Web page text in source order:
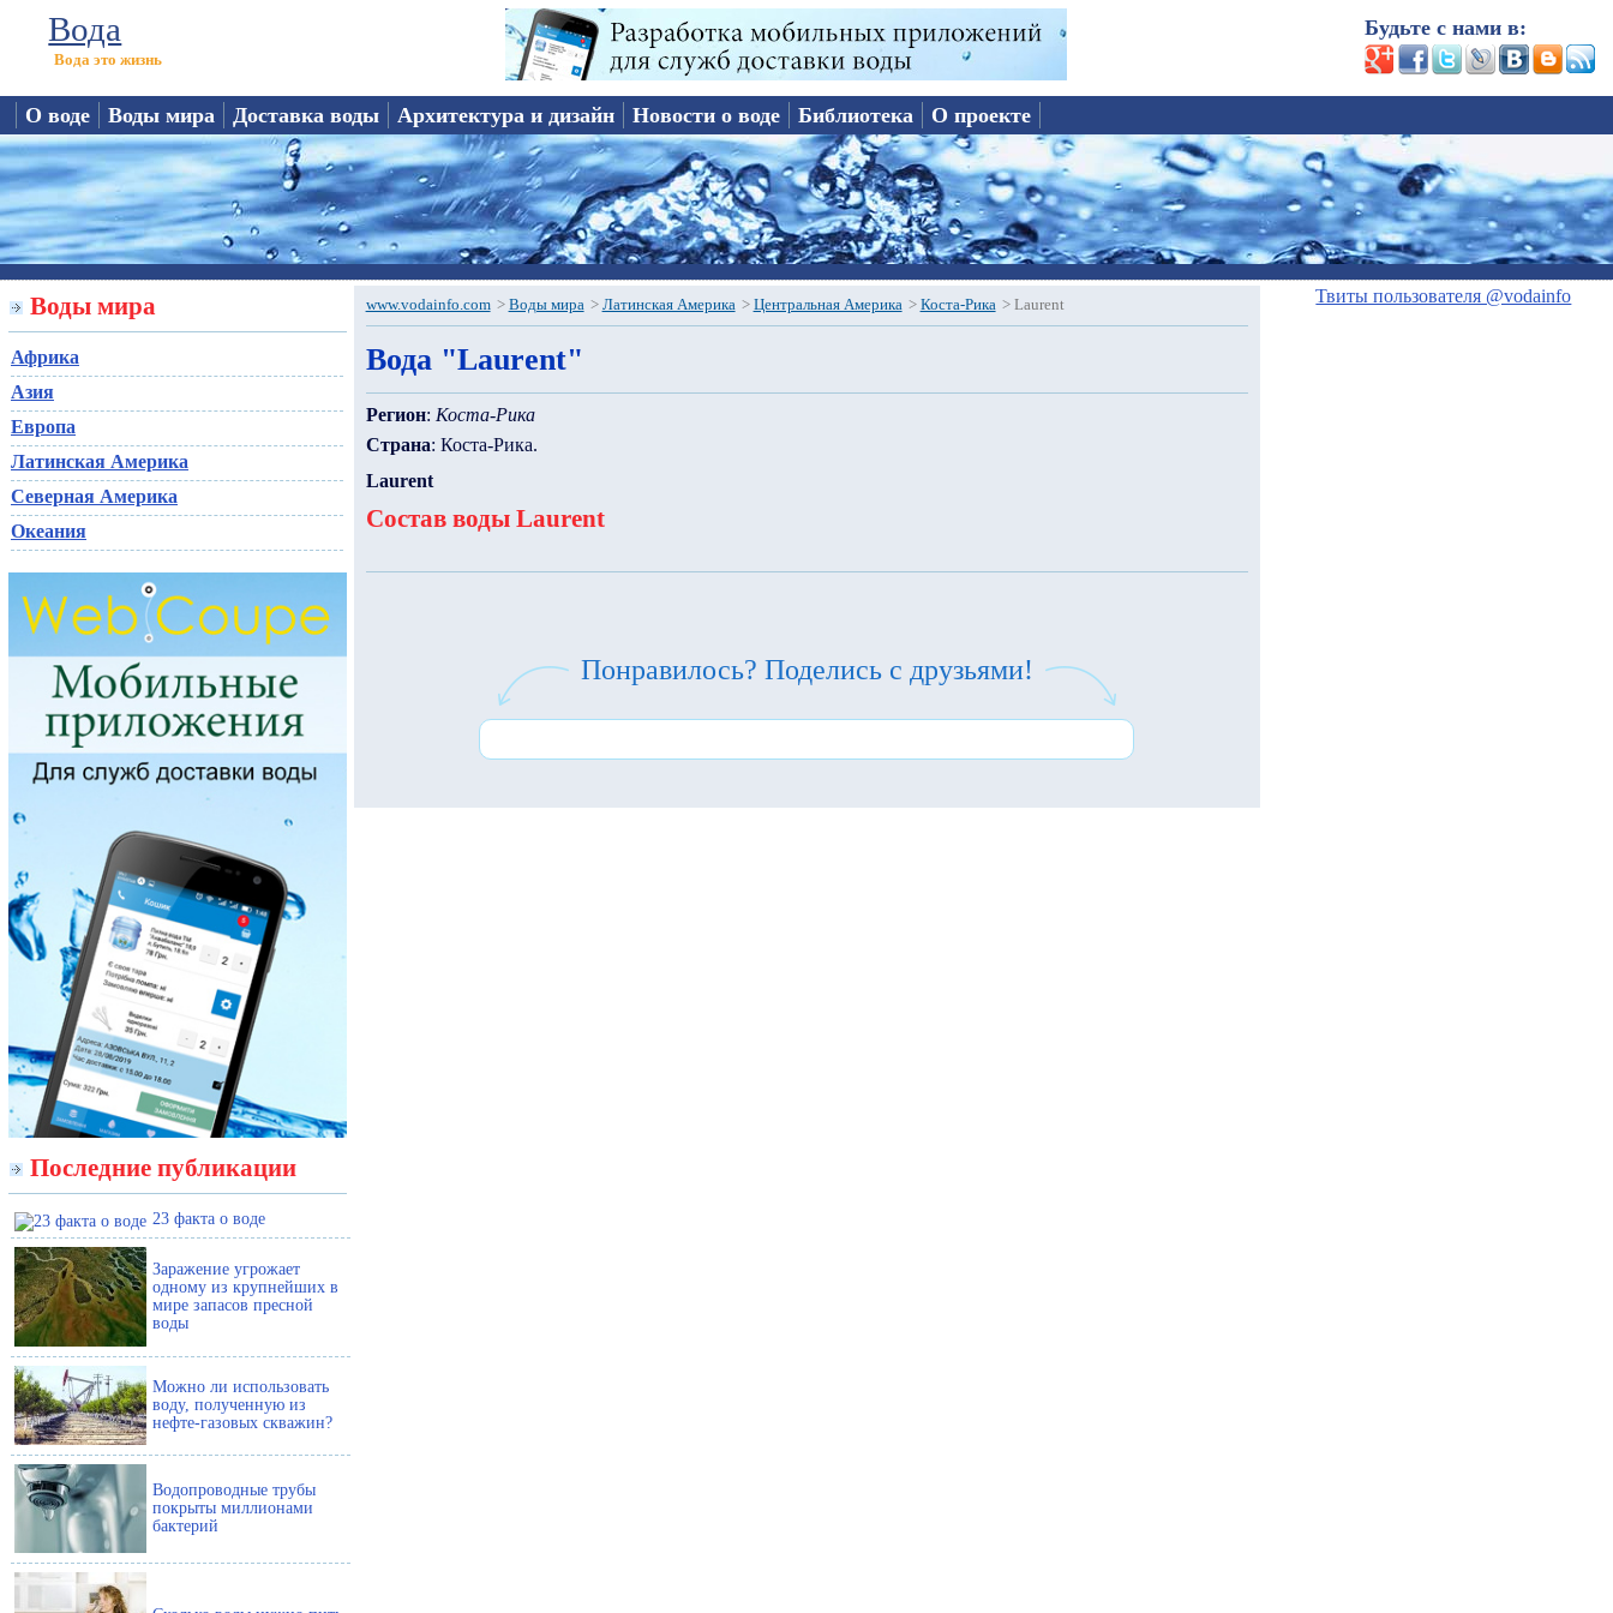
Вода
Вода это жизнь
Будьте с нами в:
О воде Воды мира Доставка воды Архитектура и дизайн Новости о воде Библиотека О проекте
Воды мира
Африка
Азия
Европа
Латинская Америка
Северная Америка
Океания
Последние публикации
23 факта о воде
Заражение угрожает
одному из крупнейших в
мире запасов пресной
воды
Можно ли использовать
воду, полученную из
нефте-газовых скважин?
Водопроводные трубы
покрыты миллионами
бактерий
www.vodainfo.com > Воды мира > Латинская Америка > Центральная Америка > Коста-Рика > Laurent
Вода "Laurent"
Регион: Коста-Рика
Страна: Коста-Рика.
Laurent
Состав воды Laurent
Понравилось? Поделись с друзьями!
Твиты пользователя @vodainfo